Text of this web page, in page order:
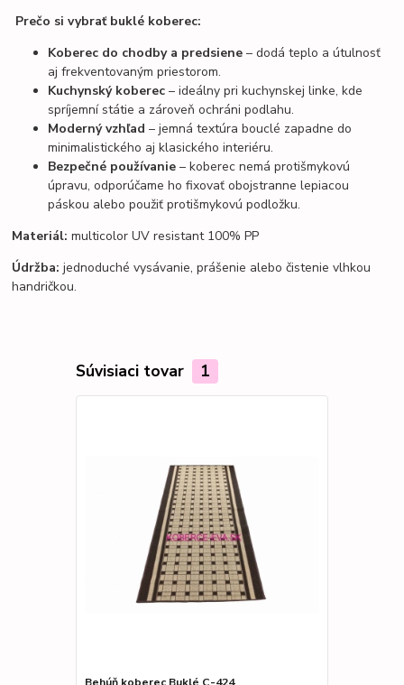
Prečo si vybrať buklé koberec:
Koberec do chodby a predsiene – dodá teplo a útulnosť
aj frekventovaným priestorom.
Kuchynský koberec – ideálny pri kuchynskej linke, kde
spríjemní státie a zároveň ochráni podlahu.
Moderný vzhľad – jemná textúra bouclé zapadne do
minimalistického aj klasického interiéru.
Bezpečné používanie – koberec nemá protišmykovú
úpravu, odporúčame ho fixovať obojstranne lepiacou
páskou alebo použiť protišmykovú podložku.
Materiál: multicolor UV resistant 100% PP
Údržba: jednoduché vysávanie, prášenie alebo čistenie vlhkou
handričkou.
Súvisiaci tovar 1
Behúň koberec Buklé C-424